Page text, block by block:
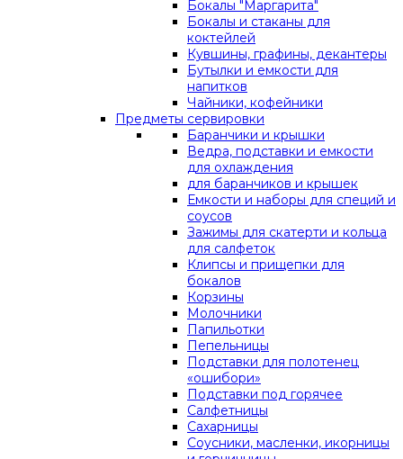
Бокалы "Маргарита"
Бокалы и стаканы для
коктейлей
Кувшины, графины, декантеры
Бутылки и емкости для
напитков
Чайники, кофейники
Предметы сервировки
Баранчики и крышки
Ведра, подставки и емкости
для охлаждения
для баранчиков и крышек
Емкости и наборы для специй и
соусов
Зажимы для скатерти и кольца
для салфеток
Клипсы и прищепки для
бокалов
Корзины
Молочники
Папильотки
Пепельницы
Подставки для полотенец
«ошибори»
Подставки под горячее
Салфетницы
Сахарницы
Соусники, масленки, икорницы